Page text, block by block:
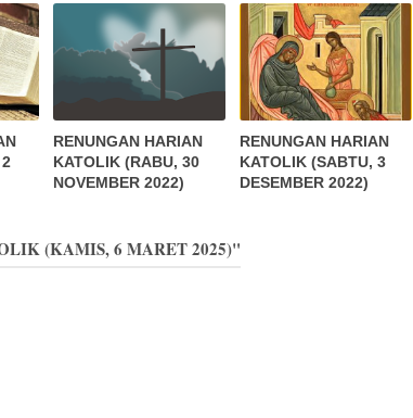
RENUNGAN HARIAN
KATOLIK (RABU, 30
NOVEMBER 2022)
RENUNGAN HARIAN
KATOLIK (SABTU, 3
DESEMBER 2022)
(KAMIS, 6 MARET 2025)"